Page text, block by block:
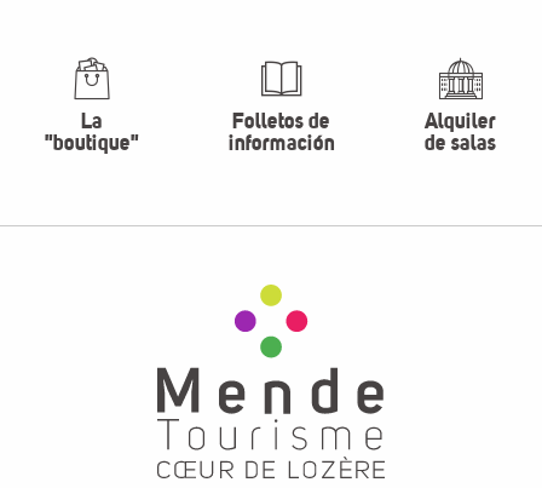
La
"boutique"
Folletos de
información
Alquiler
de salas